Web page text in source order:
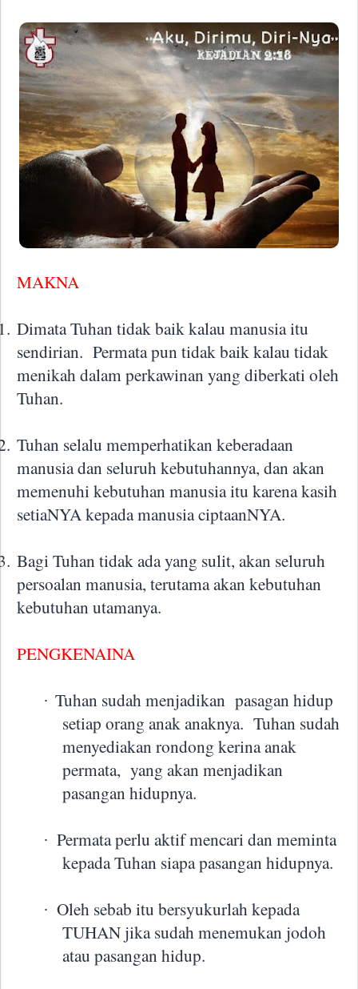
MAKNA
Dimata Tuhan tidak baik kalau manusia itu
sendirian. Permata pun tidak baik kalau tidak
menikah dalam perkawinan yang diberkati oleh
Tuhan.
Tuhan selalu memperhatikan keberadaan
manusia dan seluruh kebutuhannya, dan akan
memenuhi kebutuhan manusia itu karena kasih
setiaNYA kepada manusia ciptaanNYA.
Bagi Tuhan tidak ada yang sulit, akan seluruh
persoalan manusia, terutama akan kebutuhan
kebutuhan utamanya.
PENGKENAINA
· Tuhan sudah menjadikan pasagan hidup
setiap orang anak anaknya. Tuhan sudah
menyediakan rondong kerina anak
permata, yang akan menjadikan
pasangan hidupnya.
· Permata perlu aktif mencari dan meminta
kepada Tuhan siapa pasangan hidupnya.
· Oleh sebab itu bersyukurlah kepada
TUHAN jika sudah menemukan jodoh
atau pasangan hidup.